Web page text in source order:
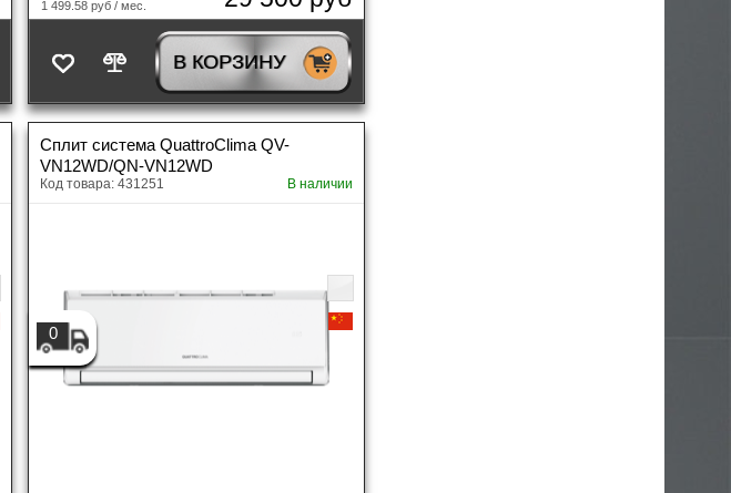
1 499.58 руб / мес.
В КОРЗИНУ
Сплит система QuattroClima QV-
VN12WD/QN-VN12WD
Код товара: 431251 В наличии
0